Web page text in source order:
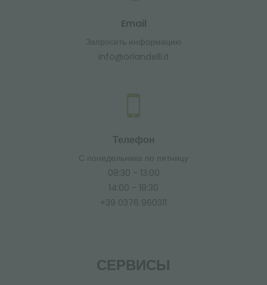
Email
Запросить информацию
info@orlandelli.it
Телефон
С понедельника по пятницу
08:30 - 13:00
14:00 - 18:30
+39 0376 960311
СЕРВИСЫ